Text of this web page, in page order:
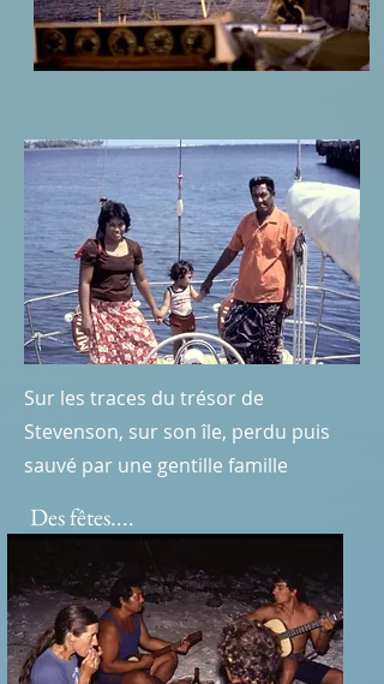
Sur les traces du trésor de
Stevenson, sur son île, perdu puis
sauvé par une gentille famille
Des fêtes....